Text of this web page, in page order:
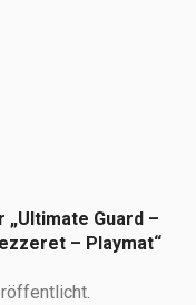
Guard –
– Playmat“